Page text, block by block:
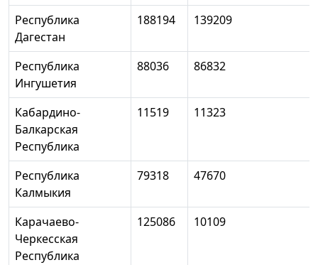
Республика
Дагестан
188194 139209
Республика
Ингушетия
88036 86832
Кабардино-
Балкарская
Республика
11519 11323
Республика
Калмыкия
79318 47670
Карачаево-
Черкесская
Республика
125086 10109